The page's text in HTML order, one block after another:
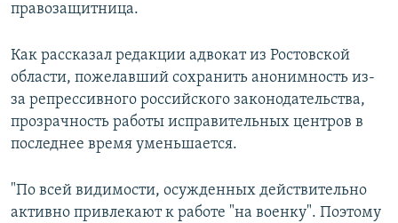
правозащитница.
Как рассказал редакции адвокат из Ростовской
области, пожелавший сохранить анонимность из-
за репрессивного российского законодательства,
прозрачность работы исправительных центров в
последнее время уменьшается.
"По всей видимости, осужденных действительно
активно привлекают к работе "на военку". Поэтому